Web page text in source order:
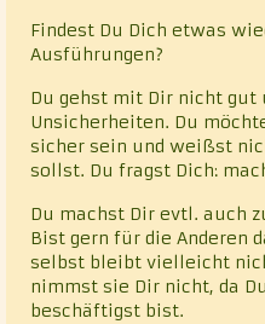
Findest Du Dich etwas
Ausführungen?
Du gehst mit Dir nicht gut
Unsicherheiten. Du
sicher sein und weißst
sollst. Du fragst Dich:
Du machst Dir evtl. auch
Bist gern für die Anderen
selbst bleibt vielleicht
nimmst sie Dir nicht, da
beschäftigst bist.